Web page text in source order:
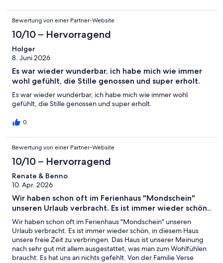
nächsten Urlaub.
Bewertung von einer Partner-Website
10/10 – Hervorragend
Holger
8. Juni 2026
Es war wieder wunderbar, ich habe mich wie immer
wohl gefühlt, die Stille genossen und super erholt.
Es war wieder wunderbar, ich habe mich wie immer wohl
gefühlt, die Stille genossen und super erholt.
0
Bewertung von einer Partner-Website
10/10 – Hervorragend
Renate & Benno
10. Apr. 2026
Wir haben schon oft im Ferienhaus "Mondschein"
unseren Urlaub verbracht. Es ist immer wieder schön..
Wir haben schon oft im Ferienhaus "Mondschein" unseren
Urlaub verbracht. Es ist immer wieder schön, in diesem Haus
unsere freie Zeit zu verbringen. Das Haus ist unserer Meinung
nach sehr gut mit allem ausgestattet, was man zum Wohlfühlen
braucht. Es hat uns an nichts gefehlt. Von der Familie Verse